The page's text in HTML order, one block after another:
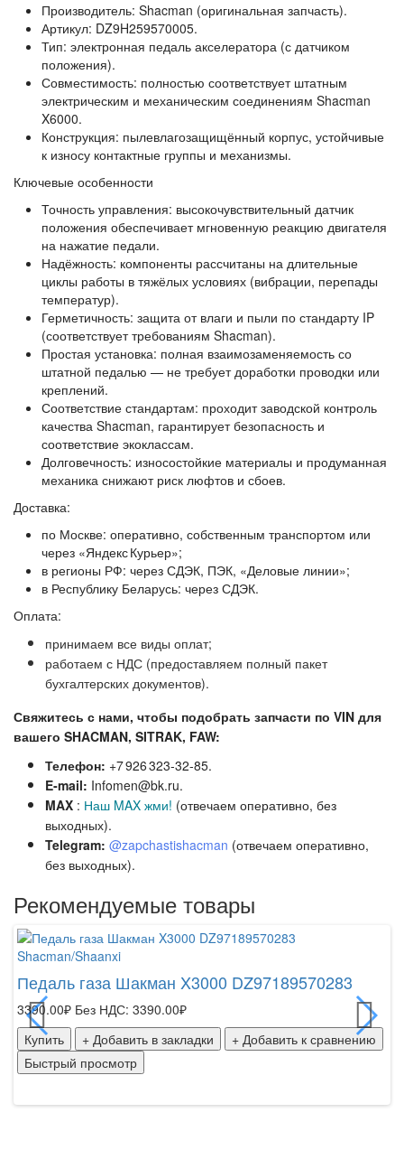
Производитель: Shacman (оригинальная запчасть).
Артикул: DZ9H259570005.
Тип: электронная педаль акселератора (с датчиком
положения).
Совместимость: полностью соответствует штатным
электрическим и механическим соединениям Shacman
X6000.
Конструкция: пылевлагозащищённый корпус, устойчивые
к износу контактные группы и механизмы.
Ключевые особенности
Точность управления: высокочувствительный датчик
положения обеспечивает мгновенную реакцию двигателя
на нажатие педали.
Надёжность: компоненты рассчитаны на длительные
циклы работы в тяжёлых условиях (вибрации, перепады
температур).
Герметичность: защита от влаги и пыли по стандарту IP
(соответствует требованиям Shacman).
Простая установка: полная взаимозаменяемость со
штатной педалью — не требует доработки проводки или
креплений.
Соответствие стандартам: проходит заводской контроль
качества Shacman, гарантирует безопасность и
соответствие экоклассам.
Долговечность: износостойкие материалы и продуманная
механика снижают риск люфтов и сбоев.
Доставка:
по Москве: оперативно, собственным транспортом или
через «Яндекс Курьер»;
в регионы РФ: через СДЭК, ПЭК, «Деловые линии»;
в Республику Беларусь: через СДЭК.
Оплата:
принимаем все виды оплат;
работаем с НДС (предоставляем полный пакет
бухгалтерских документов).
Свяжитесь с нами, чтобы подобрать запчасти по VIN для
вашего SHACMAN, SITRAK, FAW:
Телефон: +7 926 323‑32‑85.
E‑mail: Infomen@bk.ru.
MAX : Наш MAX жми! (отвечаем оперативно, без
выходных).
Telegram: @zapchastishacman (отвечаем оперативно,
без выходных).
Рекомендуемые товары
Shacman/Shaanxi
Педаль газа Шакман X3000 DZ97189570283
3390.00₽ Без НДС: 3390.00₽
Купить
+ Добавить в закладки
+ Добавить к сравнению
Быстрый просмотр